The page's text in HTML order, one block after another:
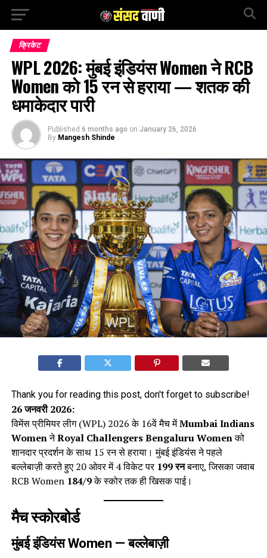
क्रिकेट
WPL 2026: मुंबई इंडियंस Women ने RCB
Women को 15 रन से हराया — शतक की
धमाकेदार पारी
Published 6 months ago on January 26, 2026
By Mangesh Shinde
Thank you for reading this post, don't forget to subscribe!
26 जनवरी 2026:
विमेंस प्रीमियर लीग (WPL) 2026 के 16वें मैच मेंMumbai Indians
WomenनेRoyal Challengers Bengaluru Womenको
शानदार प्रदर्शन के साथ 15 रन से हराया। मुंबई इंडियंस ने पहले
बल्लेबाज़ी करते हुए 20 ओवर में 4 विकेट पर 199 रनबनाए, जिसका जवाब
RCB Women 184/9के स्कोर तक ही खिसक पाई।
मैच स्कोरबोर्ड
मुंबई इंडियंस Women — बल्लेबाज़ी